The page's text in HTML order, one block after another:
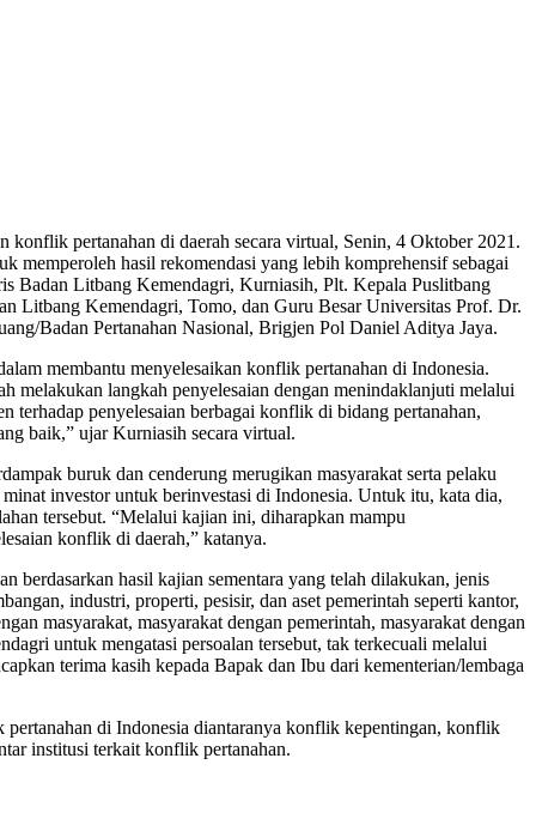
pertanahan di daerah secara virtual, Senin, 4 Oktober 2021.
memperoleh hasil rekomendasi yang lebih komprehensif sebagai
Badan Litbang Kemendagri, Kurniasih, Plt. Kepala Puslitbang
Litbang Kemendagri, Tomo, dan Guru Besar Universitas Prof. Dr.
Badan Pertanahan Nasional, Brigjen Pol Daniel Aditya Jaya.
membantu menyelesaikan konflik pertanahan di Indonesia.
melakukan langkah penyelesaian dengan menindaklanjuti melalui
terhadap penyelesaian berbagai konflik di bidang pertanahan,
baik,” ujar Kurniasih secara virtual.
buruk dan cenderung merugikan masyarakat serta pelaku
investor untuk berinvestasi di Indonesia. Untuk itu, kata dia,
tersebut. “Melalui kajian ini, diharapkan mampu
konflik di daerah,” katanya.
berdasarkan hasil kajian sementara yang telah dilakukan, jenis
industri, properti, pesisir, dan aset pemerintah seperti kantor,
masyarakat, masyarakat dengan pemerintah, masyarakat dengan
untuk mengatasi persoalan tersebut, tak terkecuali melalui
terima kasih kepada Bapak dan Ibu dari kementerian/lembaga
di Indonesia diantaranya konflik kepentingan, konflik
institusi terkait konflik pertanahan.